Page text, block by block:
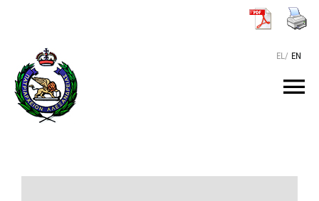
περιεχόμενο
EL/ EN